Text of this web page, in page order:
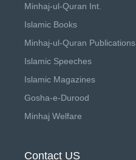
Minhaj-ul-Quran Int.
Islamic Books
Minhaj-ul-Quran Publications
Islamic Speeches
Islamic Magazines
Gosha-e-Durood
Minhaj Welfare
Contact US